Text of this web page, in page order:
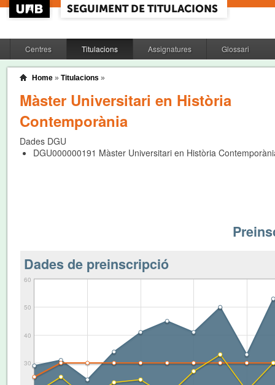
Centres Titulacions Assignatures Glossari
Home » Titulacions »
Màster Universitari en Història
Contemporània
Dades DGU
DGU000000191 Màster Universitari en Història
Dades de preinscripció
30
40
50
60